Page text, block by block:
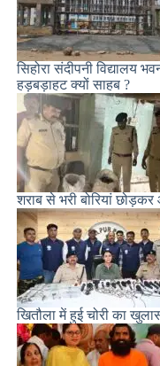
सिहोरा संदीपनी विद्यालय
हड़बड़ाहट क्यों साहब ?
शराब से भरी बोरियां छोड़कर
खितौला में हुई चोरी का